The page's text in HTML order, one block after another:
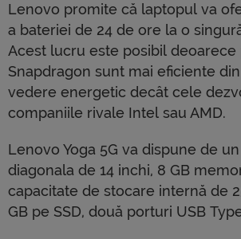
Lenovo promite că laptopul va
a bateriei de 24 de ore la o
Acest lucru este posibil
Snapdragon sunt mai eficiente
vedere energetic decât cele
companiile rivale Intel sau AMD.
Lenovo Yoga 5G va dispune de
diagonala de 14 inchi, 8 GB
capacitate de stocare internă de
GB pe SSD, două porturi USB